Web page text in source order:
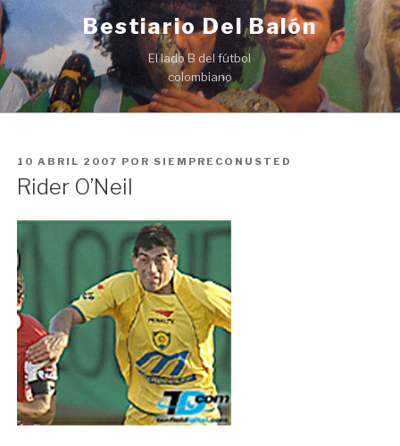
Ir
al
contenido
Bestiario Del Balón
El lado B del fútbol
colombiano
PUBLICADO
EN
10 ABRIL 2007 POR SIEMPRECONUSTED
Rider O’Neil